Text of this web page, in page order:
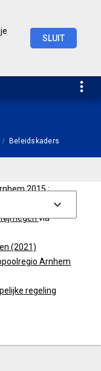
SLUIT
Beleidskaders
2015;
Nijmegen
via
(2021)
Arnhem
regeling